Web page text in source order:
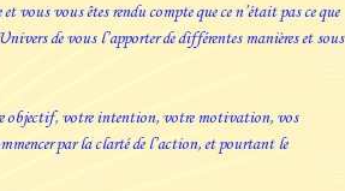
vous vous êtes rendu compte que ce n’était pas ce que
de vous l’apporter de différentes manières et sous
objectif, votre intention, votre motivation, vos
par la clarté de l’action, et pourtant le